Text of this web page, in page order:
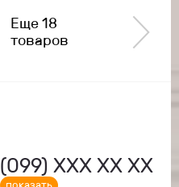
(099) ХХХ ХХ ХХ
Еще 18
товаров